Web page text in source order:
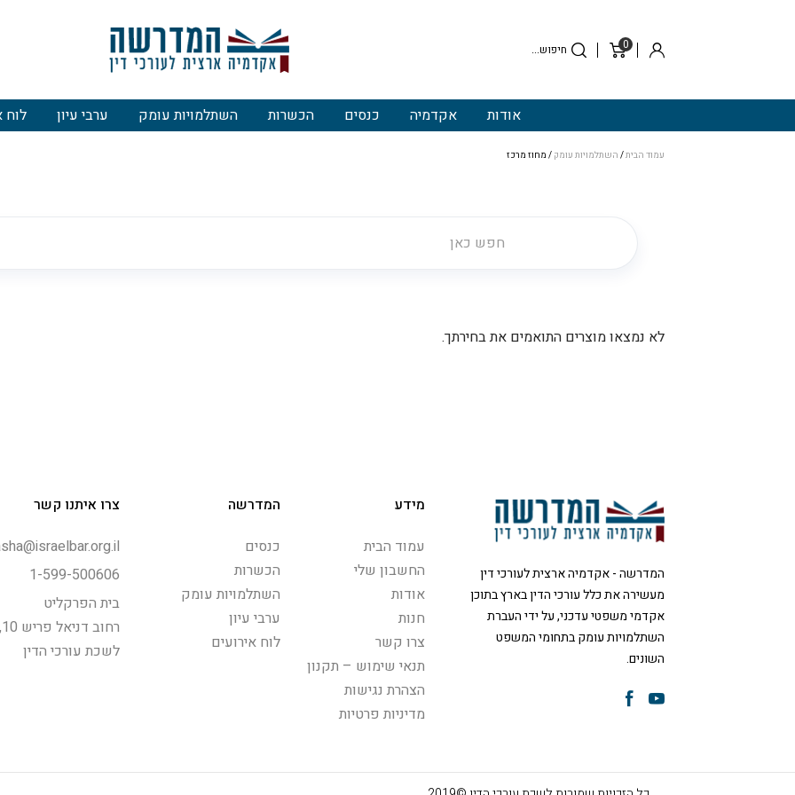
0
סל
התחבר
אודות אקדמיה כנסים הכשרות השתלמויות עומק ערבי עיון לוח
עמוד הבית/ השתלמויות עומק / מחוז מרכז
לא נמצאו מוצרים התואמים את בחירתך.
המדרשה - אקדמיה ארצית לעורכי דין
מעשירה את כלל עורכי הדין בארץ בתוכן
אקדמי משפטי עדכני, על ידי העברת
השתלמויות עומק בתחומי המשפט
השונים.
צרו איתנו קשר
1-599-500606
בית הפרקליט
רחוב דניאל פריש 10, תל-אביב
לשכת עורכי הדין
מידע
עמוד הבית
החשבון שלי
אודות
חנות
צרו קשר
תנאי שימוש – תקנון
הצהרת נגישות
מדיניות פרטיות
המדרשה
כנסים
הכשרות
השתלמויות עומק
ערבי עיון
לוח אירועים